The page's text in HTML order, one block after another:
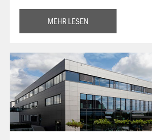
MEHR LESEN